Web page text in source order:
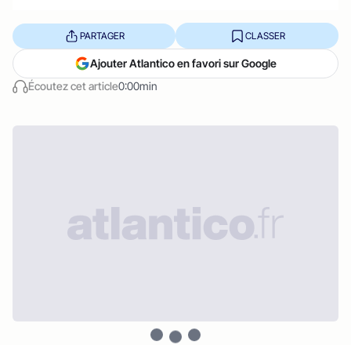
Écoutez cet article0:00min
PARTAGER CLASSER
Ajouter Atlantico en favori sur Google